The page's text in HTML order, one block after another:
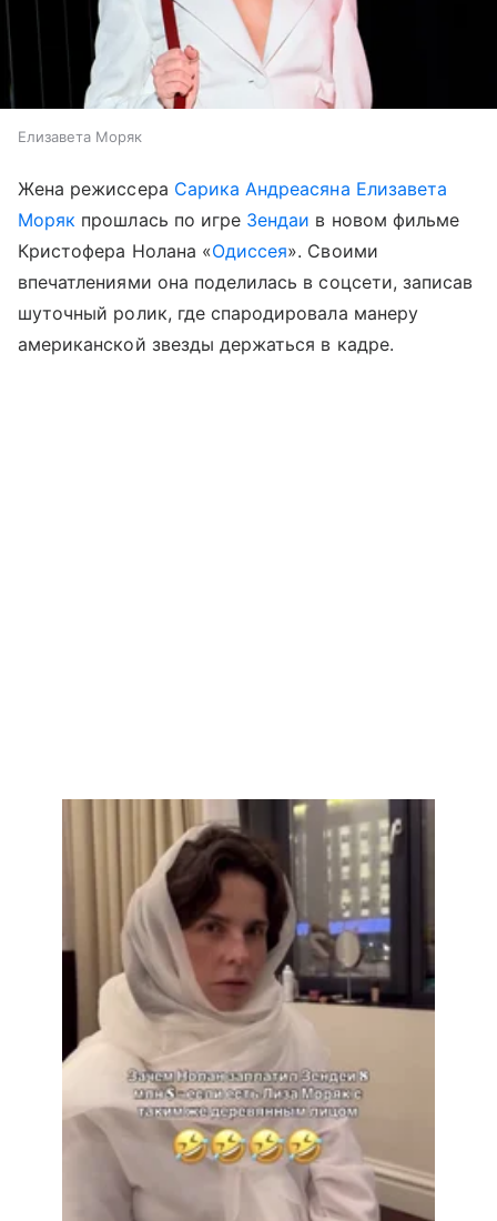
Елизавета Моряк
Жена режиссера Сарика Андреасяна Елизавета
Моряк прошлась по игре Зендаи в новом фильме
Кристофера Нолана «Одиссея». Своими
впечатлениями она поделилась в соцсети, записав
шуточный ролик, где спародировала манеру
американской звезды держаться в кадре.